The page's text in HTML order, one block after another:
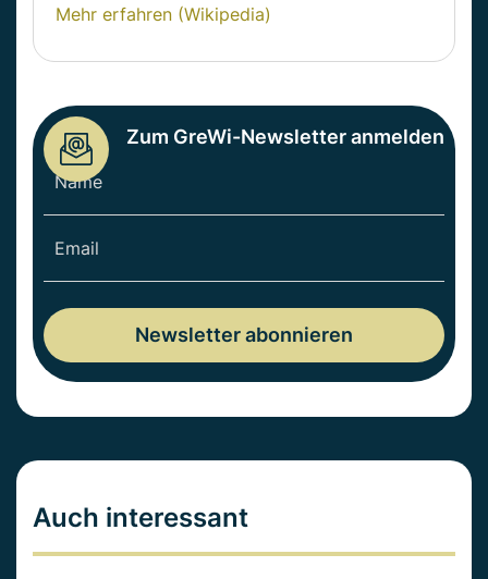
Mehr erfahren (Wikipedia)
Zum GreWi-Newsletter anmelden
Auch interessant